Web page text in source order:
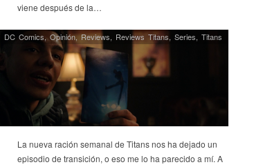
viene después de la…
DC Comics,Opinión,Reviews, Reviews Titans,Series,Titans
La nueva ración semanal de Titans nos ha dejado un
episodio de transición, o eso me lo ha parecido a mí. A